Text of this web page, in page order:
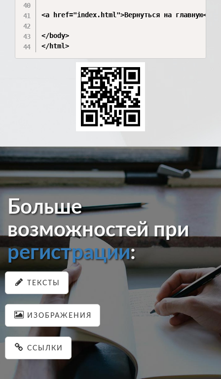
<a href="index.html">Вернуться на главную</a>
</body>
</html>
Больше
возможностей при
регистрации:
ТЕКСТЫ
ИЗОБРАЖЕНИЯ
ССЫЛКИ